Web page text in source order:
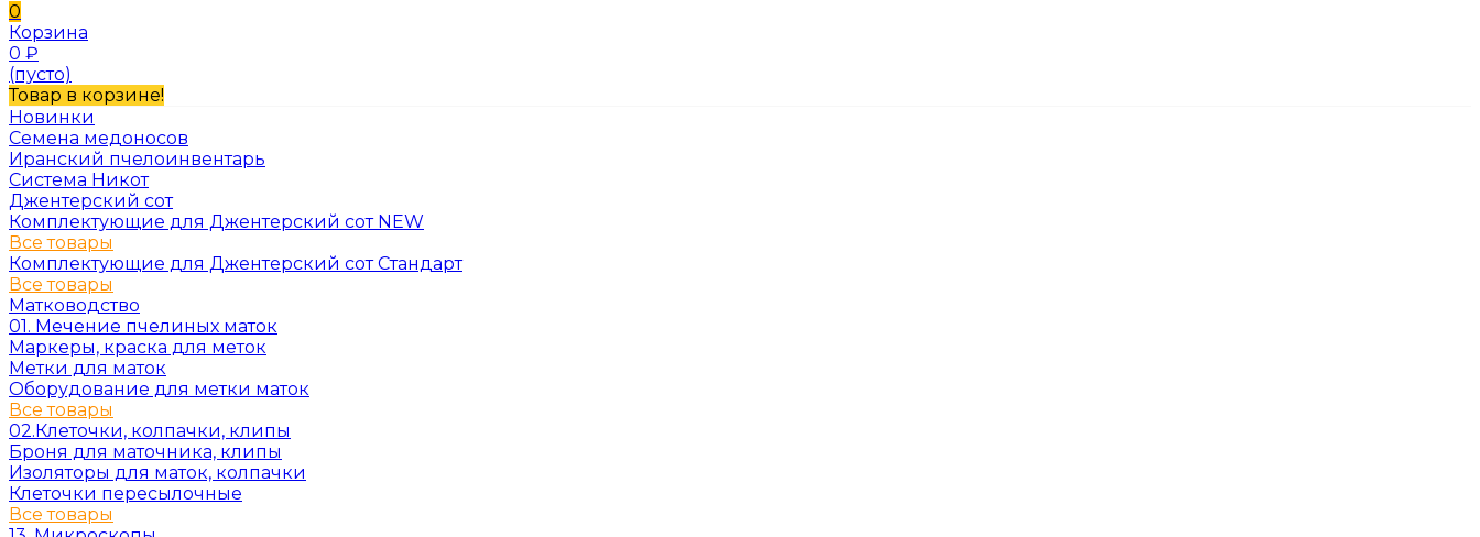
0
Корзина
0 ₽
(пусто)
Товар в корзине!
Новинки
Семена медоносов
Иранский пчелоинвентарь
Система Никот
Джентерский сот
Комплектующие для Джентерский сот NEW
Все товары
Комплектующие для Джентерский сот Стандарт
Все товары
Матководство
01. Мечение пчелиных маток
Маркеры, краска для меток
Метки для маток
Оборудование для метки маток
Все товары
02.Клеточки, колпачки, клипы
Броня для маточника, клипы
Изоляторы для маток, колпачки
Клеточки пересылочные
Все товары